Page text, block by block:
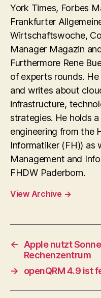
York Times, Forbes
Frankfurter
Wirtschaftswoche,
Manager Magazin
Furthermore Rene
of experts rounds.
and writes about
infrastructure,
strategies. He holds
engineering from the
Informatiker (FH)) as
Management and
FHDW Paderborn.
View Archive →
←
Apple nutzt
Rechenzentrum
→
openQRM 4.9 ist